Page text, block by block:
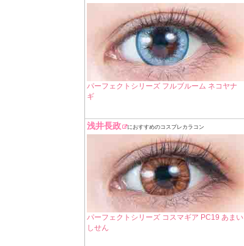
パーフェクトシリーズ フルブルーム ネコヤナ
ギ
浅井長政 におすすめのコスプレカラコン
パーフェクトシリーズ コスマギア PC19 あまい
しせん